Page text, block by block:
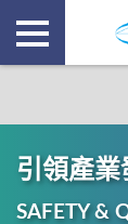
引領產
SAFETY &